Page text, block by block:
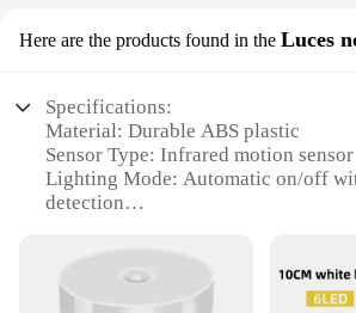
Here are the products found in the Luces
Specifications:
Material: Durable ABS plastic
Sensor Type: Infrared motion sensor
Lighting Mode: Automatic on/off
detection
Installation: Easy-to-mount design
surfaces